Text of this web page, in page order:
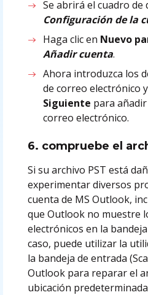
Se abrirá el cuadro de
Configuración de la
Haga clic en Nuevo
Añadir cuenta.
Ahora introduzca los
de correo electrónico
Siguiente para
correo electrónico.
6. compruebe el
Si su archivo PST está
experimentar diversos
cuenta de MS Outlook,
que Outlook no muestre
electrónicos en la
caso, puede utilizar la
la bandeja de entrada
Outlook para reparar el
ubicación